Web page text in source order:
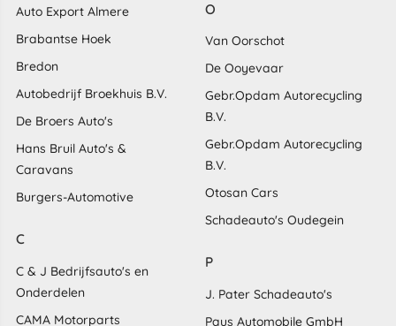
Auto Export Almere
Brabantse Hoek
Bredon
Autobedrijf Broekhuis B.V.
De Broers Auto's
Hans Bruil Auto's &
Caravans
Burgers-Automotive
C
C & J Bedrijfsauto's en
Onderdelen
CAMA Motorparts
O
Van Oorschot
De Ooyevaar
Gebr.Opdam Autorecycling
B.V.
Gebr.Opdam Autorecycling
B.V.
Otosan Cars
Schadeauto's Oudegein
P
J. Pater Schadeauto's
Paus Automobile GmbH